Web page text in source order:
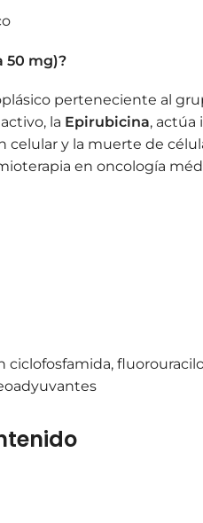
50 mg)?
perteneciente al
la Epirubicina, actúa
celular y la muerte de
en oncología
ciclofosfamida,